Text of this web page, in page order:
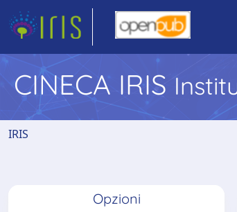
CINECA IRIS
IRIS
Opzioni